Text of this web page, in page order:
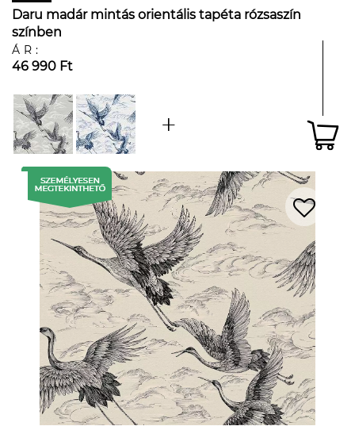
Daru madár mintás orientális tapéta rózsaszín
színben
ÁR:
46 990 Ft